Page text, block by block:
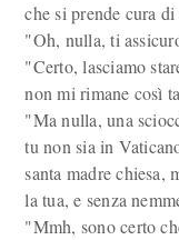
che si prende cura di
"Oh, nulla, ti
"Certo, lasciamo
non mi rimane così
"Ma nulla, una
tu non sia in
santa madre chiesa,
la tua, e senza
"Mmh, sono certo